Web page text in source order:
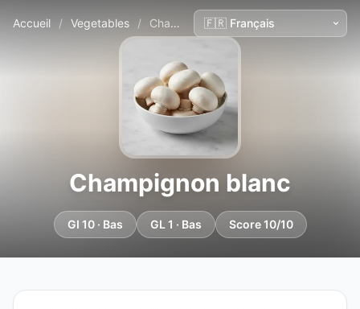
Accueil / Vegetables / Champignon blanc
Champignon blanc
GI 10 · Bas GL 1 · Bas Score 10/10